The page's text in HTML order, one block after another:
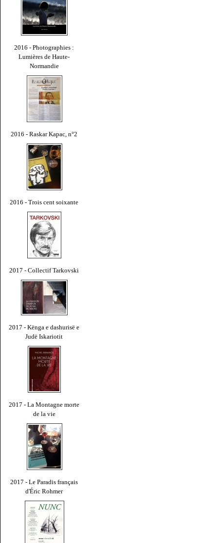
2016 - Photographies :
Lumières de Haute-
Normandie
2016 - Raskar Kapac, n°2
2016 - Trois cent soixante
2017 - Collectif Tarkovski
2017 - Kënga e dashurisë e
Judë Iskariotit
2017 - La Montagne morte
de la vie
2017 - Le Paradis français
d'Éric Rohmer